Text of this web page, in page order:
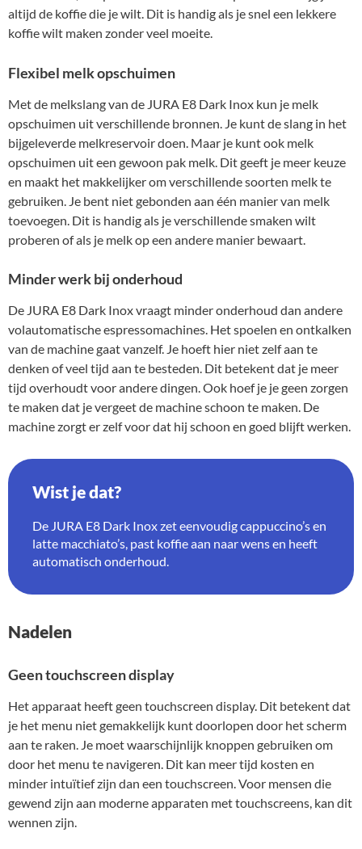
altijd de koffie die je wilt. Dit is handig als je snel een lekkere
koffie wilt maken zonder veel moeite.
Flexibel melk opschuimen
Met de melkslang van de JURA E8 Dark Inox kun je melk
opschuimen uit verschillende bronnen. Je kunt de slang in het
bijgeleverde melkreservoir doen. Maar je kunt ook melk
opschuimen uit een gewoon pak melk. Dit geeft je meer keuze
en maakt het makkelijker om verschillende soorten melk te
gebruiken. Je bent niet gebonden aan één manier van melk
toevoegen. Dit is handig als je verschillende smaken wilt
proberen of als je melk op een andere manier bewaart.
Minder werk bij onderhoud
De JURA E8 Dark Inox vraagt minder onderhoud dan andere
volautomatische espressomachines. Het spoelen en ontkalken
van de machine gaat vanzelf. Je hoeft hier niet zelf aan te
denken of veel tijd aan te besteden. Dit betekent dat je meer
tijd overhoudt voor andere dingen. Ook hoef je je geen zorgen
te maken dat je vergeet de machine schoon te maken. De
machine zorgt er zelf voor dat hij schoon en goed blijft werken.
Wist je dat?
De JURA E8 Dark Inox zet eenvoudig cappuccino’s en
latte macchiato’s, past koffie aan naar wens en heeft
automatisch onderhoud.
Nadelen
Geen touchscreen display
Het apparaat heeft geen touchscreen display. Dit betekent dat
je het menu niet gemakkelijk kunt doorlopen door het scherm
aan te raken. Je moet waarschijnlijk knoppen gebruiken om
door het menu te navigeren. Dit kan meer tijd kosten en
minder intuïtief zijn dan een touchscreen. Voor mensen die
gewend zijn aan moderne apparaten met touchscreens, kan dit
wennen zijn.